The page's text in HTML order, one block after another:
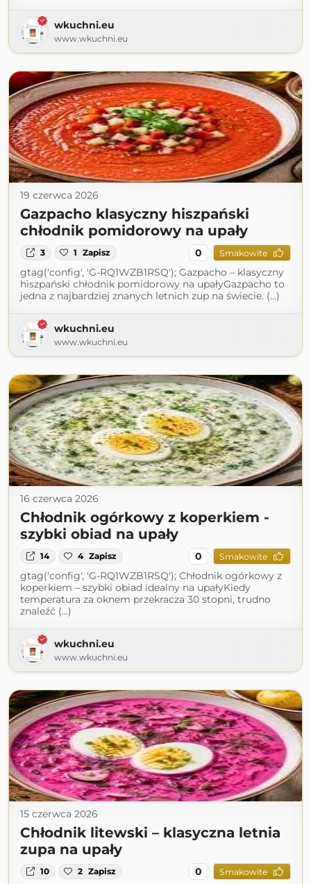
wkuchni.eu
www.wkuchni.eu
19 czerwca 2026
Gazpacho klasyczny hiszpański
chłodnik pomidorowy na upały
3 1 Zapisz 0 Smakowite
gtag('config', 'G-RQ1WZB1RSQ'); Gazpacho – klasyczny
hiszpański chłodnik pomidorowy na upałyGazpacho to
jedna z najbardziej znanych letnich zup na świecie. (...)
wkuchni.eu
www.wkuchni.eu
16 czerwca 2026
Chłodnik ogórkowy z koperkiem -
szybki obiad na upały
14 4 Zapisz 0 Smakowite
gtag('config', 'G-RQ1WZB1RSQ'); Chłodnik ogórkowy z
koperkiem – szybki obiad idealny na upałyKiedy
temperatura za oknem przekracza 30 stopni, trudno
znaleźć (...)
wkuchni.eu
www.wkuchni.eu
15 czerwca 2026
Chłodnik litewski – klasyczna letnia
zupa na upały
10 2 Zapisz 0 Smakowite